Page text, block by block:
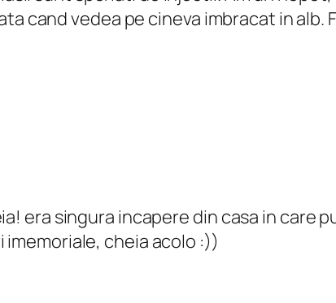
cand vedea pe cineva imbracat in alb.
era singura incapere din casa in care
imemoriale, cheia acolo :))